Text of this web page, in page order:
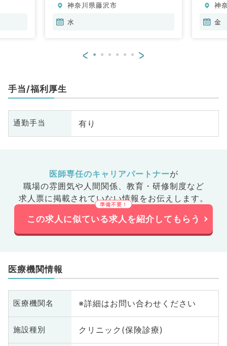
神奈川県藤沢市
水
内
神
金
< >
手当/福利厚生
通勤手当 有り
医師専任のキャリアパートナーが
職場の雰囲気や人間関係、 教育・研修制度など
求人票に掲載されていない情報をお伝えします。
この求人に似ている求人を紹介してもらう
医療機関情報
医療機関名 ※詳細はお問い合わせください
施設種別 クリニック(保険診療)